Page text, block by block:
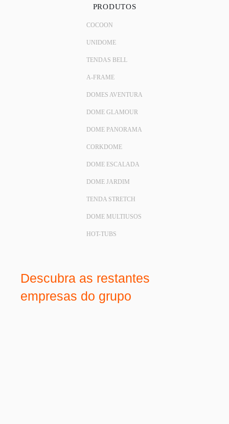
PRODUTOS
COCOON
UNIDOME
TENDAS BELL
A-FRAME
DOMES AVENTURA
DOME GLAMOUR
DOME PANORAMA
CORKDOME
DOME ESCALADA
DOME JARDIM
TENDA STRETCH
DOME MULTIUSOS
HOT-TUBS
Descubra as restantes
empresas do grupo